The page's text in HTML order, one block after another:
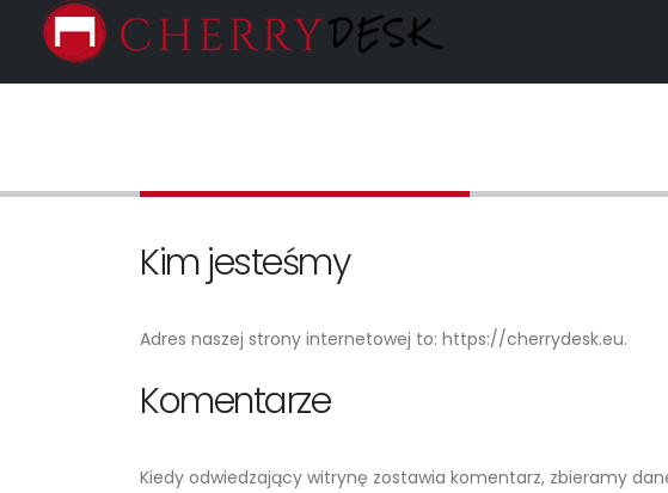
Kim jesteśmy
Adres naszej strony internetowej to: https://cherrydesk.eu.
Komentarze
Kiedy odwiedzający witrynę zostawia komentarz, zbieramy